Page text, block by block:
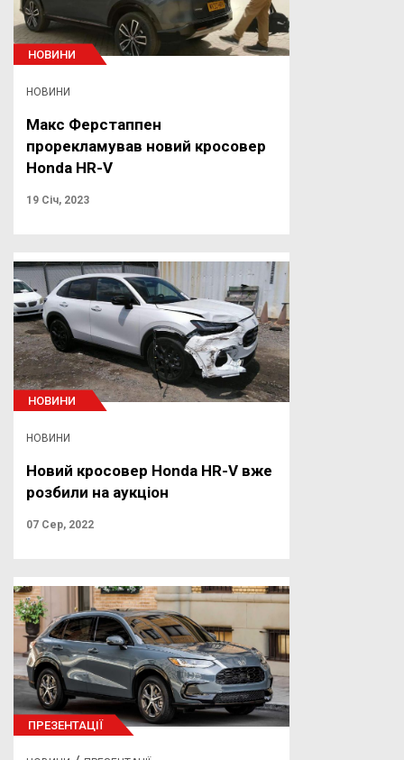
НОВИНИ
НОВИНИ
Макс Ферстаппен
прорекламував новий кросовер
Honda HR-V
19 Січ, 2023
НОВИНИ
НОВИНИ
Новий кросовер Honda HR-V вже
розбили на аукціон
07 Сер, 2022
ПРЕЗЕНТАЦІЇ